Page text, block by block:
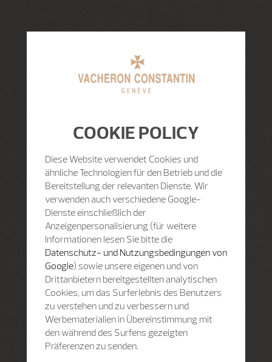
COOKIE POLICY
Diese Website verwendet Cookies und
ähnliche Technologien für den Betrieb und die
Bereitstellung der relevanten Dienste. Wir
verwenden auch verschiedene Google-
Dienste einschließlich der
Anzeigenpersonalisierung (für weitere
Informationen lesen Sie bitte die
Datenschutz- und Nutzungsbedingungen von
Google) sowie unsere eigenen und von
Drittanbietern bereitgestellten analytischen
Cookies, um das Surferlebnis des Benutzers
zu verstehen und zu verbessern und
Werbematerialien in Übereinstimmung mit
den während des Surfens gezeigten
Präferenzen zu senden.